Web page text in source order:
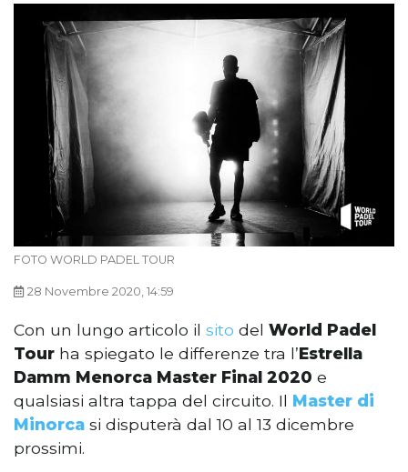
FOTO WORLD PADEL TOUR
28 Novembre 2020, 14:59
Con un lungo articolo il sito del World Padel
Tour ha spiegato le differenze tra l’Estrella
Damm Menorca Master Final 2020 e
qualsiasi altra tappa del circuito. Il Master di
Minorca si disputerà dal 10 al 13 dicembre
prossimi.